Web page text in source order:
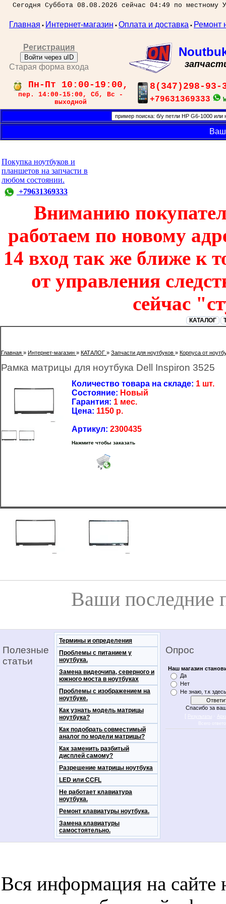
Сегодня Суббота 08.08.2026 сейчас 04:49 по местному
Главная • Интернет-магазин • Оплата и доставка • Ремонт
Регистрация
Войти через uID
Старая форма входа
Пн-Пт 10:00-19:00,
пер. 14:00-15:00, Сб, Вс -
выходной
8(347)298-93-
+79631369333
Покупка ноутбуков и
планшетов на запчасти в
любом состоянии.
+79631369333
Вниманию
работаем по новому
14 вход так же ближе к
от управления
сейчас
КАТАЛОГ
Главная » Интернет-магазин » КАТАЛОГ » Запчасти для ноутбуков » Корпуса от
Рамка матрицы для ноутбука Dell Inspiron 3525
Количество товара на складе: 1 шт.
Состояние: Новый
Гарантия: 1 мес.
Цена: 1150 р.
Артикул: 2300435
Нажмите чтобы заказать
Ваши последние
Полезные
статьи
Термины и определения
Проблемы с питанием у
ноутбука.
Замена видеочипа, северного и
южного моста в ноутбуках
Проблемы с изображением на
ноутбуке.
Как узнать модель матрицы
ноутбука?
Как подобрать совместимый
аналог по модели матрицы?
Как заменить разбитый
дисплей самому?
Разрешение матрицы ноутбука
LED или CCFL
Не работает клавиатура
ноутбука.
Ремонт клавиатуры ноутбука.
Замена клавиатуры
самостоятельно.
Опрос
Наш магазин
Да
Нет
Не знаю, т.к
Спасибо за
Вся информация на сайте